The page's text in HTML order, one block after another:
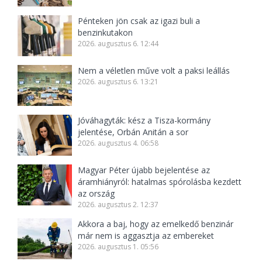
Pénteken jön csak az igazi buli a
benzinkutakon
2026. augusztus 6. 12:44
Nem a véletlen műve volt a paksi leállás
2026. augusztus 6. 13:21
Jóváhagyták: kész a Tisza-kormány
jelentése, Orbán Anitán a sor
2026. augusztus 4. 06:58
Magyar Péter újabb bejelentése az
áramhiányról: hatalmas spórolásba kezdett
az ország
2026. augusztus 2. 12:37
Akkora a baj, hogy az emelkedő benzinár
már nem is aggasztja az embereket
2026. augusztus 1. 05:56